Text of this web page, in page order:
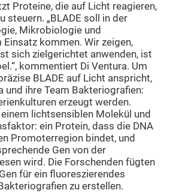
Proteine, die auf Licht reagieren,
steuern. „BLADE soll in der
Mikrobiologie und
kommen. Wir zeigen,
sich zielgerichtet anwenden, ist
kommentiert Di Ventura. Um
BLADE auf Licht anspricht,
und ihre Team Bakteriografien:
erzeugt werden.
lichtsensiblen Molekül und
ein Protein, dass die DNA
Promoterregion bindet, und
Gen von der
wird. Die Forschenden fügten
für ein fluoreszierendes
zu erstellen.